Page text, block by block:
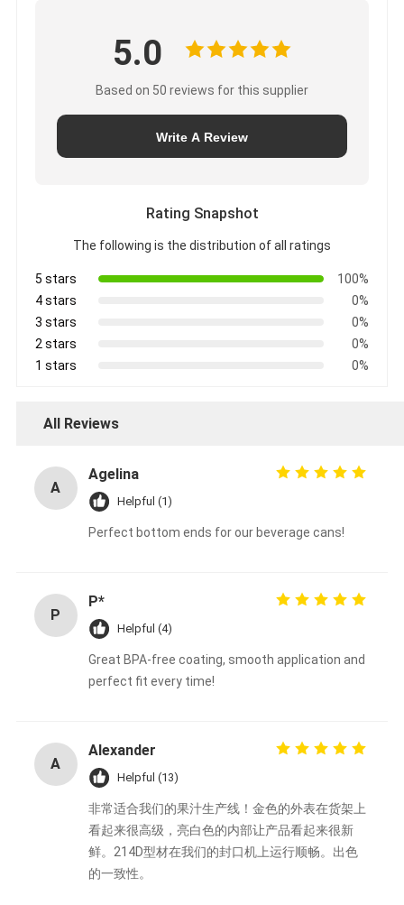
5.0
Based on 50 reviews for this supplier
Write A Review
Rating Snapshot
The following is the distribution of all ratings
5 stars
100%
4 stars
0%
3 stars
0%
2 stars
0%
1 stars
0%
All Reviews
A
Agelina
Helpful (1)
Perfect bottom ends for our beverage cans!
P
P*
Helpful (4)
Great BPA-free coating, smooth application and
perfect fit every time!
A
Alexander
Helpful (13)
非常适合我们的果汁生产线！金色的外表在货架上
看起来很高级，亮白色的内部让产品看起来很新
鲜。214D型材在我们的封口机上运行顺畅。出色
的一致性。